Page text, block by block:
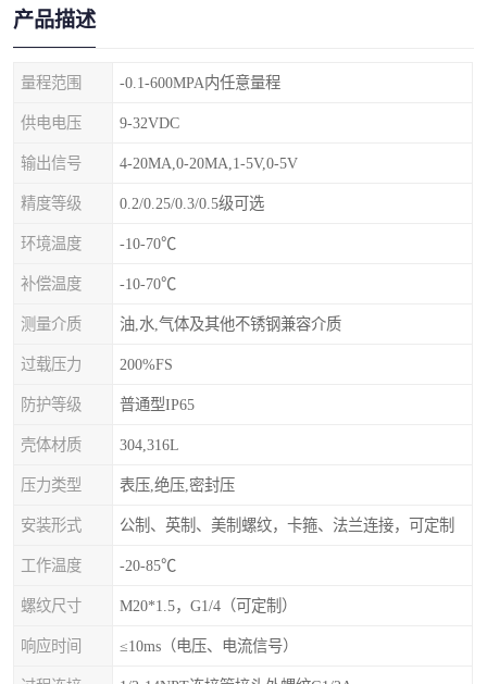
产品描述
量程范围 -0.1-600MPA内任意量程
供电电压 9-32VDC
输出信号 4-20MA,0-20MA,1-5V,0-5V
精度等级 0.2/0.25/0.3/0.5级可选
环境温度 -10-70℃
补偿温度 -10-70℃
测量介质 油,水,气体及其他不锈钢兼容介质
过载压力 200%FS
防护等级 普通型IP65
壳体材质 304,316L
压力类型 表压,绝压,密封压
安装形式 公制、英制、美制螺纹，卡箍、法兰连接，可定制
工作温度 -20-85℃
螺纹尺寸 M20*1.5，G1/4（可定制）
响应时间 ≤10ms（电压、电流信号）